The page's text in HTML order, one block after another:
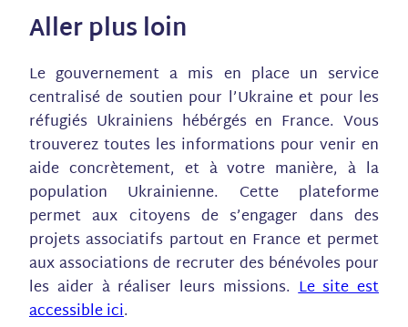
Aller plus loin
Le gouvernement a mis en place un service
centralisé de soutien pour l’Ukraine et pour les
réfugiés Ukrainiens hébérgés en France. Vous
trouverez toutes les informations pour venir en
aide concrètement, et à votre manière, à la
population Ukrainienne. Cette plateforme
permet aux citoyens de s’engager dans des
projets associatifs partout en France et permet
aux associations de recruter des bénévoles pour
les aider à réaliser leurs missions.Le site est
accessible ici.